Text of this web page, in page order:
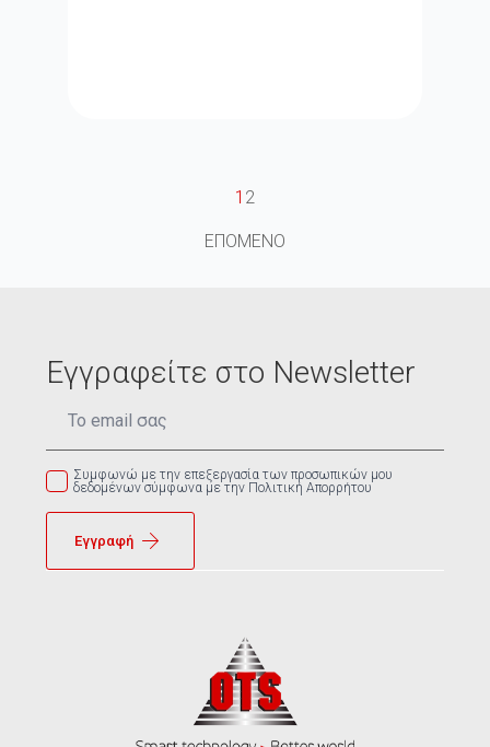
1 2
ΕΠΟΜΕΝΟ
Εγγραφείτε στο Newsletter
Συμφωνώ με την επεξεργασία των προσωπικών μου
δεδομένων σύμφωνα με την Πολιτική Απορρήτου
Εγγραφή